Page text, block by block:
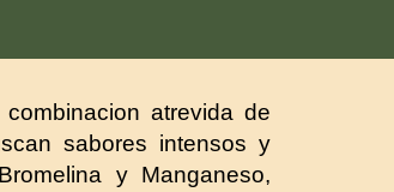
atrevida de
sabores intensos y
y Manganeso,